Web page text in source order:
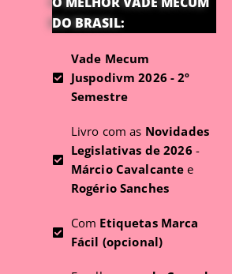
DO BRASIL:
Vade Mecum
Juspodivm 2026 - 2º
Semestre
Livro com as Novidades
Legislativas de 2026 -
Márcio Cavalcante e
Rogério Sanches
Com Etiquetas Marca
Fácil (opcional)